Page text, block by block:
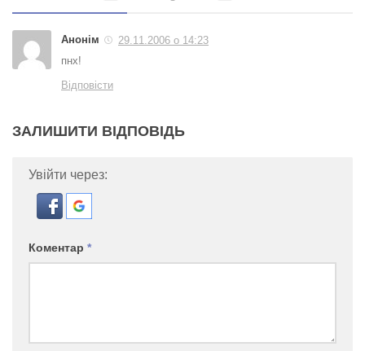
Анонім
29.11.2006 о 14:23
пнх!
Відповісти
ЗАЛИШИТИ ВІДПОВІДЬ
Увійти через:
Коментар *